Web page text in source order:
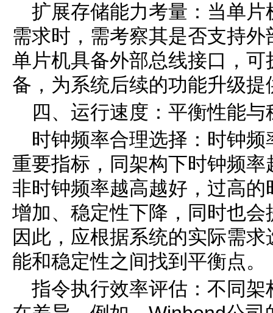
扩展存储能力考量：当单
需求时，需考察其是否支持
单片机具备外部总线接口，
备，为系统后续的功能升级提
四、运行速度：平衡性能与
时钟频率合理选择：时钟
重要指标，同架构下时钟频
非时钟频率越高越好，过高
增加、稳定性下降，同时也
因此，应根据系统的实际需
能和稳定性之间找到平衡点。
指令执行效率评估：不同